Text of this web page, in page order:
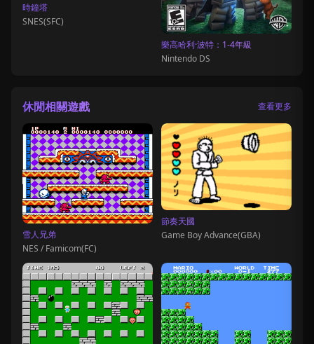
時鐘塔
SNES(SFC)
樂高哈利·波特：1-4年級
Nintendo DS
休閒相關遊戲 查看更多
雪人兄弟
NES / Famicom(FC)
節奏天國
Game Boy Advance(GBA)